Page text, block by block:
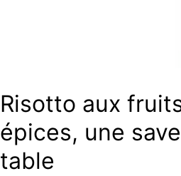
Risotto aux
épices, une
table